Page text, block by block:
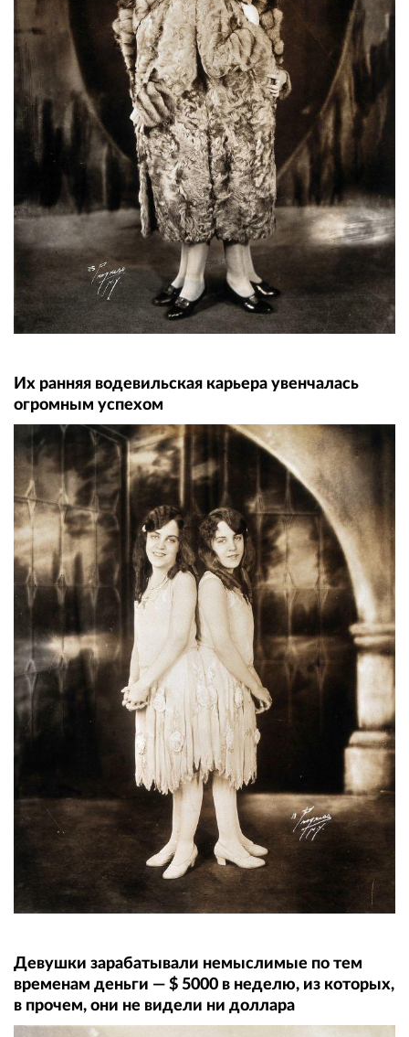
Их ранняя водевильская карьера увенчалась
огромным успехом
Девушки зарабатывали немыслимые по тем
временам деньги — $ 5000 в неделю, из которых,
в прочем, они не видели ни доллара